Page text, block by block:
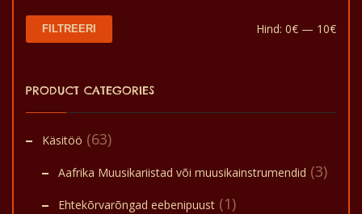
FILTREERI Hind: 0€ — 10€
PRODUCT CATEGORIES
Käsitöö (63)
Aafrika Muusikariistad või muusikainstrumendid (3)
Ehtekõrvarõngad eebenipuust (1)